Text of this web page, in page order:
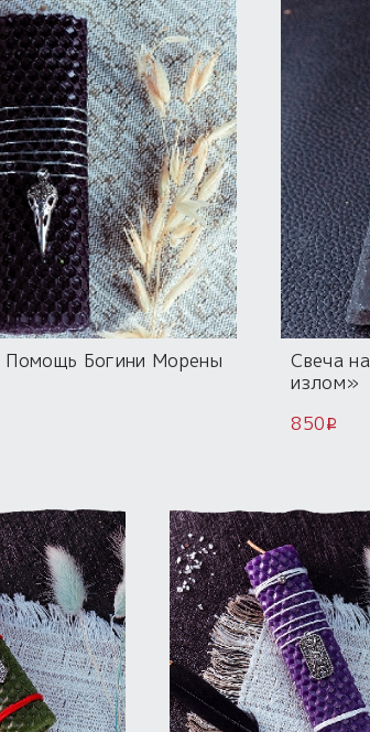
Помощь Богини Морены
Свеча
излом»
850i